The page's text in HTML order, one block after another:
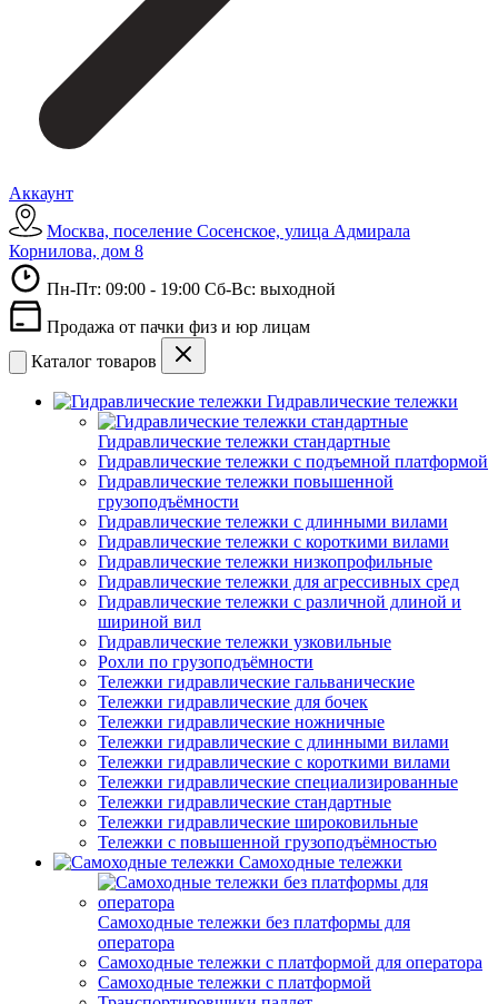
Аккаунт
Москва, поселение Сосенское, улица Адмирала
Корнилова, дом 8
Пн-Пт: 09:00 - 19:00 Сб-Вс: выходной
Продажа от пачки физ и юр лицам
Каталог товаров
Гидравлические тележки
Гидравлические тележки стандартные
Гидравлические тележки с подъемной платформой
Гидравлические тележки повышенной
грузоподъёмности
Гидравлические тележки с длинными вилами
Гидравлические тележки с короткими вилами
Гидравлические тележки низкопрофильные
Гидравлические тележки для агрессивных сред
Гидравлические тележки с различной длиной и
шириной вил
Гидравлические тележки узковильные
Рохли по грузоподъёмности
Тележки гидравлические гальванические
Тележки гидравлические для бочек
Тележки гидравлические ножничные
Тележки гидравлические с длинными вилами
Тележки гидравлические с короткими вилами
Тележки гидравлические специализированные
Тележки гидравлические стандартные
Тележки гидравлические широковильные
Тележки с повышенной грузоподъёмностью
Самоходные тележки
Самоходные тележки без платформы для
оператора
Самоходные тележки с платформой для оператора
Самоходные тележки с платформой